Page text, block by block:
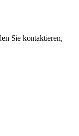
Sie kontaktieren,